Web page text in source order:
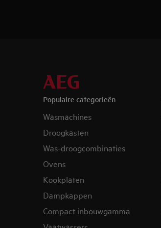
Populaire categorieën
Wasmachines
Droogkasten
Was-droogcombinaties
Ovens
Kookplaten
Dampkappen
Compact inbouwgamma